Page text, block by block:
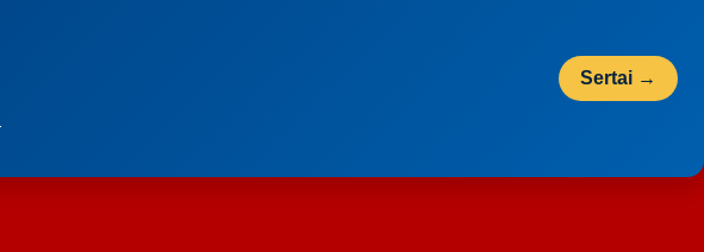
Sertai →